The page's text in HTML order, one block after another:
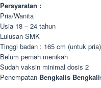
Persyaratan :
Pria/Wanita
Usia 18 – 24 tahun
Lulusan SMK
Tinggi badan : 165 cm (untuk
Belum pernah menikah
Sudah vaksin minimal dosis 2
Penempatan Bengkalis